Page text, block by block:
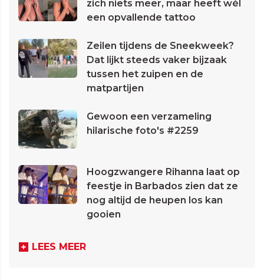
zich niets meer, maar heeft wél
een opvallende tattoo
Zeilen tijdens de Sneekweek?
Dat lijkt steeds vaker bijzaak
tussen het zuipen en de
matpartijen
Gewoon een verzameling
hilarische foto's #2259
Hoogzwangere Rihanna laat op
feestje in Barbados zien dat ze
nog altijd de heupen los kan
gooien
LEES MEER